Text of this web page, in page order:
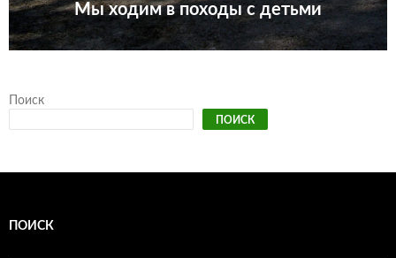
Мы ходим в походы с детьми
Поиск
ПОИСК
ПОИСК